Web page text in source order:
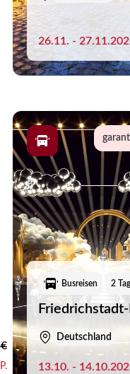
Merkliste
Sie haben noch keine
26.11. -
Busreisen 2
Deutschland
13.10. -